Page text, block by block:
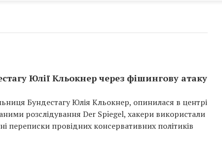
Юлії Кльокнер через фішингову атаку
Бундестагу Юлія Кльокнер, опинилася в центрі
розслідування Der Spiegel, хакери використали
переписки провідних консервативних політиків